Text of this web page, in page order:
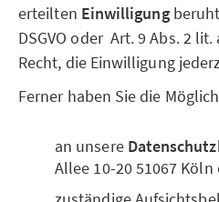
erteilten Einwilligungberuht
DSGVO oder Art. 9 Abs. 2 lit.
Recht, die Einwilligung
Ferner haben Sie die
an unsere
Allee 10-20 51067 Köln